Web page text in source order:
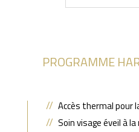
PROGRAMME
Accès thermal pour
Soin visage éveil à